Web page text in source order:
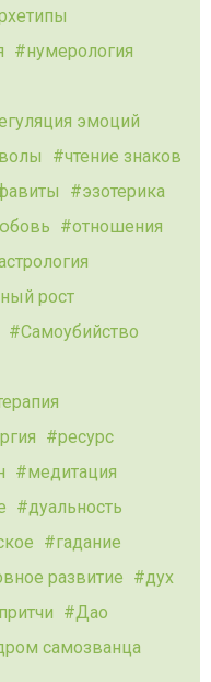
нумерология
эмоций
чтение знаков
эзотерика
отношения
рост
Самоубийство
ресурс
медитация
дуальность
гадание
развитие
дух
притчи
Дао
самозванца